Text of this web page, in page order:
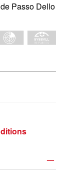
Passo Dello
—